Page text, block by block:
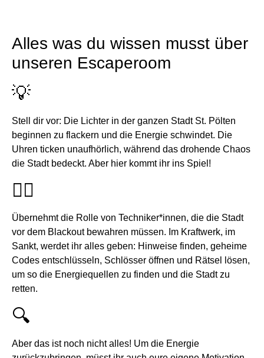
Alles was du wissen musst über
unseren Escaperoom
💡
Stell dir vor: Die Lichter in der ganzen Stadt St. Pölten
beginnen zu flackern und die Energie schwindet. Die
Uhren ticken unaufhörlich, während das drohende Chaos
die Stadt bedeckt. Aber hier kommt ihr ins Spiel!
🕵️‍♂️
Übernehmt die Rolle von Techniker*innen, die die Stadt
vor dem Blackout bewahren müssen. Im Kraftwerk, im
Sankt, werdet ihr alles geben: Hinweise finden, geheime
Codes entschlüsseln, Schlösser öffnen und Rätsel lösen,
um so die Energiequellen zu finden und die Stadt zu
retten.
🔍
Aber das ist noch nicht alles! Um die Energie